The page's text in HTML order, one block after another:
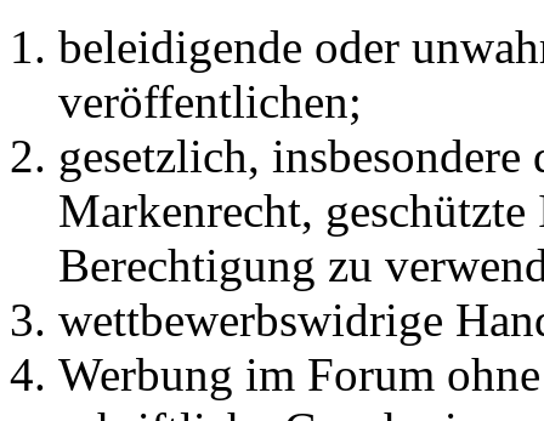
beleidigende oder
veröffentlichen;
gesetzlich,
Markenrecht, geschützte
Berechtigung zu
wettbewerbswidrige
Werbung im Forum